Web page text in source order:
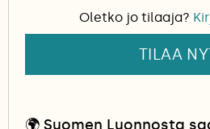
Oletko jo tilaaja?
TILAA
🌍 Suomen Luonnosta